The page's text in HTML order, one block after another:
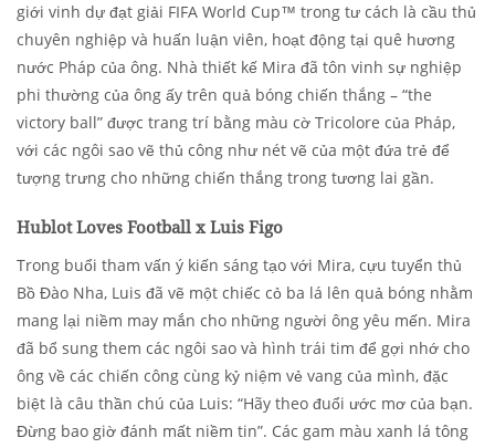
giới vinh dự đạt giải FIFA World Cup™ trong tư cách là cầu thủ
chuyên nghiệp và huấn luận viên, hoạt động tại quê hương
nước Pháp của ông. Nhà thiết kế Mira đã tôn vinh sự nghiệp
phi thường của ông ấy trên quả bóng chiến thắng – “the
victory ball” được trang trí bằng màu cờ Tricolore của Pháp,
với các ngôi sao vẽ thủ công như nét vẽ của một đứa trẻ để
tượng trưng cho những chiến thắng trong tương lai gần.
Hublot Loves Football x Luis Figo
Trong buổi tham vấn ý kiến sáng tạo với Mira, cựu tuyển thủ
Bồ Đào Nha, Luis đã vẽ một chiếc cỏ ba lá lên quả bóng nhằm
mang lại niềm may mắn cho những người ông yêu mến. Mira
đã bổ sung them các ngôi sao và hình trái tim để gợi nhớ cho
ông về các chiến công cùng kỷ niệm vẻ vang của mình, đặc
biệt là câu thần chú của Luis: “Hãy theo đuổi ước mơ của bạn.
Đừng bao giờ đánh mất niềm tin”. Các gam màu xanh lá tông